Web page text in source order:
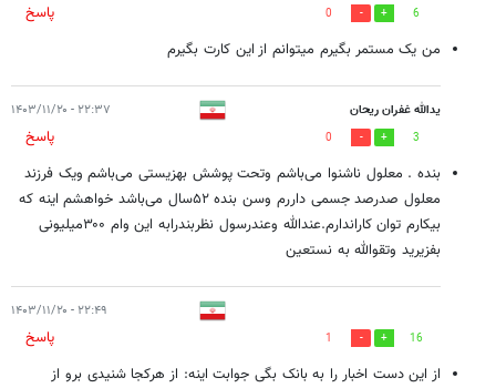
6
0
پاسخ
من یک مستمر بگیرم میتوانم از این کارت بگیرم
یدالله غفران ریحان ۲۲:۳۷ - ۱۴۰۳/۱۱/۲۰
3
0
پاسخ
بنده . معلول ناشنوا می‌باشم وتحت پوشش بهزیستی می‌باشم ویک فرزند
معلول صدرصد جسمی داررم وسن بنده ۵۲سال می‌باشد خواهشم اینه که
بیکارم توان کاراندارم.عندالله وعندرسول نظربندرابه این وام ۳۰۰میلیونی
بفزیرید وتقوالله به نستعین
۲۲:۴۹ - ۱۴۰۳/۱۱/۲۰
16
1
پاسخ
از این دست اخبار را به بانک بگی جوابت اینه: از هرکجا شنیدی برو از